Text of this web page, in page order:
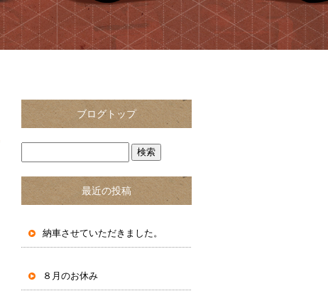
ブログトップ
最近の投稿
納車させていただきました。
８月のお休み